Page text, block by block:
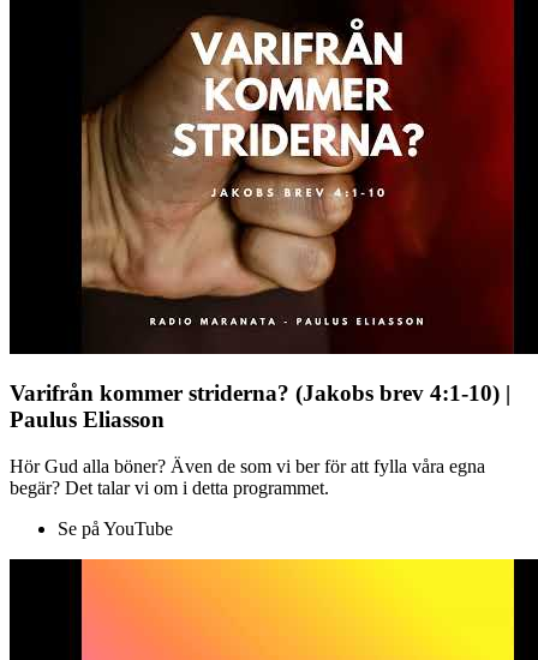
Varifrån kommer striderna? (Jakobs brev 4:1-10) |
Paulus Eliasson
Hör Gud alla böner? Även de som vi ber för att fylla våra egna
begär? Det talar vi om i detta programmet.
Se på YouTube